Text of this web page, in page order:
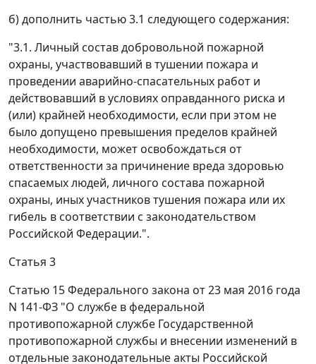
б) дополнить частью 3.1 следующего содержания:
"3.1. Личный состав добровольной пожарной
охраны, участвовавший в тушении пожара и
проведении аварийно-спасательных работ и
действовавший в условиях оправданного риска и
(или) крайней необходимости, если при этом не
было допущено превышения пределов крайней
необходимости, может освобождаться от
ответственности за причинение вреда здоровью
спасаемых людей, личного состава пожарной
охраны, иных участников тушения пожара или их
гибель в соответствии с законодательством
Российской Федерации.".
Статья 3
Статью 15 Федерального закона от 23 мая 2016 года
N 141-ФЗ "О службе в федеральной
противопожарной службе Государственной
противопожарной службы и внесении изменений в
отдельные законодательные акты Российской